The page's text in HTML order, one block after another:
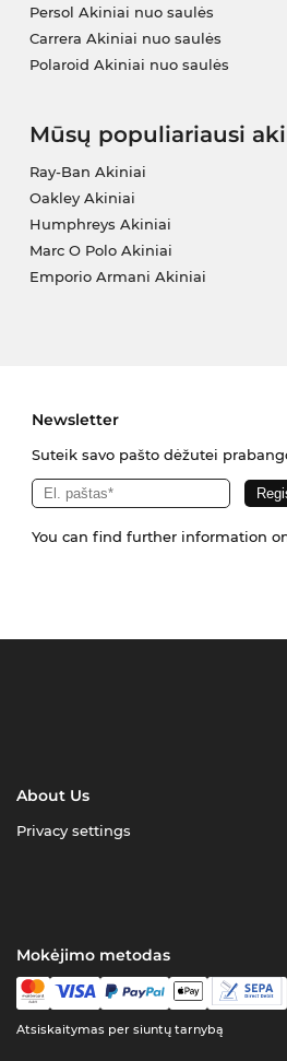
Persol Akiniai nuo saulės
Carrera Akiniai nuo saulės
Polaroid Akiniai nuo saulės
Mūsų populiariausi
Ray-Ban Akiniai
Oakley Akiniai
Humphreys Akiniai
Marc O Polo Akiniai
Emporio Armani Akiniai
Newsletter
Suteik savo pašto dėžutei
You can find further information
About Us
Privacy settings
Mokėjimo metodas
Atsiskaitymas per siuntų tarnybą